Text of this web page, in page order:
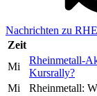
Nachrichten zu
Zeit
Mi
Rheinmetall-
Kursrally?
Mi
Rheinmetall: